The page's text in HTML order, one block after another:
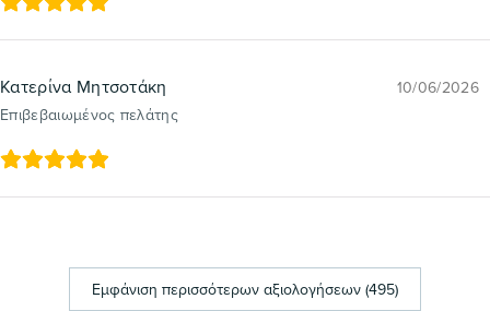
Κατερίνα Μητσοτάκη
Επιβεβαιωμένος πελάτης
10/06/2026
Εμφάνιση περισσότερων αξιολογήσεων (495)